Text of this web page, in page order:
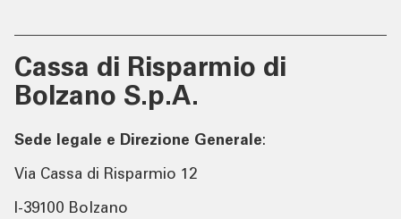
Cassa di Risparmio di
Bolzano S.p.A.
Sede legale e Direzione Generale:
Via Cassa di Risparmio 12
I-39100 Bolzano